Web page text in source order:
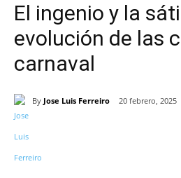
El ingenio y la
evolución de las
carnaval
By Jose Luis Ferreiro 20 febrero, 2025